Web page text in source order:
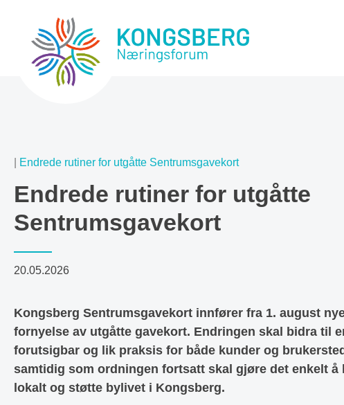
Endrede rutiner for utgåtte Sentrumsgavekort
Endrede rutiner for utgåtte
Sentrumsgavekort
20.05.2026
Kongsberg Sentrumsgavekort innfører fra 1. august
fornyelse av utgåtte gavekort. Endringen skal bidra til
forutsigbar og lik praksis for både kunder og
samtidig som ordningen fortsatt skal gjøre det enkelt å
lokalt og støtte bylivet i Kongsberg.